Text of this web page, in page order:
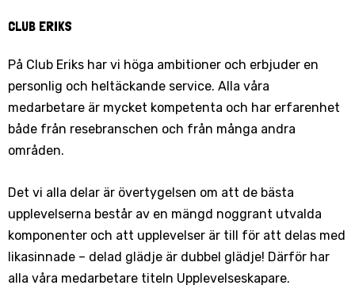
CLUB ERIKS
På Club Eriks har vi höga ambitioner och erbjuder en
personlig och heltäckande service. Alla våra
medarbetare är mycket kompetenta och har erfarenhet
både från resebranschen och från många andra
områden.
Det vi alla delar är övertygelsen om att de bästa
upplevelserna består av en mängd noggrant utvalda
komponenter och att upplevelser är till för att delas med
likasinnade – delad glädje är dubbel glädje! Därför har
alla våra medarbetare titeln Upplevelseskapare.